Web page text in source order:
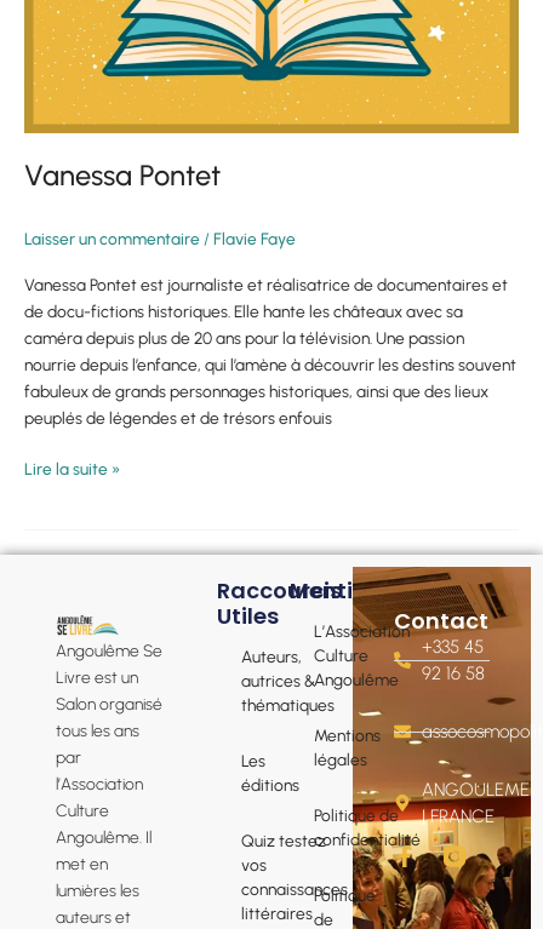
Vanessa Pontet
Laisser un commentaire/ Flavie Faye
Vanessa Pontet est journaliste et réalisatrice de documentaires et
de docu-fictions historiques. Elle hante les châteaux avec sa
caméra depuis plus de 20 ans pour la télévision. Une passion
nourrie depuis l’enfance, qui l’amène à découvrir les destins souvent
fabuleux de grands personnages historiques, ainsi que des lieux
peuplés de légendes et de trésors enfouis
Lire la suite »
Angoulême Se
Livre est un
Salon organisé
tous les ans
par
l’Association
Culture
Angoulême. Il
met en
lumières les
auteurs et
Raccourcis
Utiles
Auteurs,
autrices &
thématiques
Les
éditions
Quiz testez
vos
connaissances
littéraires
Mentions
L’Association
Culture
Angoulême
Mentions
légales
Politique de
confidentialité
Politique
de
Contact
+335 45
92 16 58
ANGOULEME
| FRANCE
F
a
c
e